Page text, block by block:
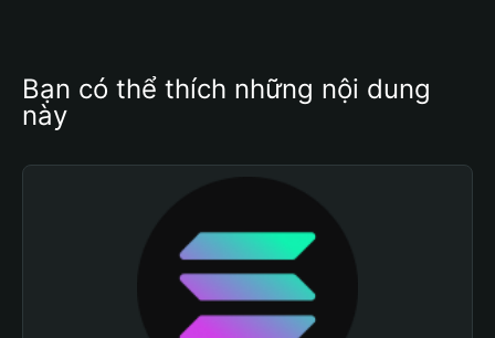
Bạn có thể thích những nội dung
này